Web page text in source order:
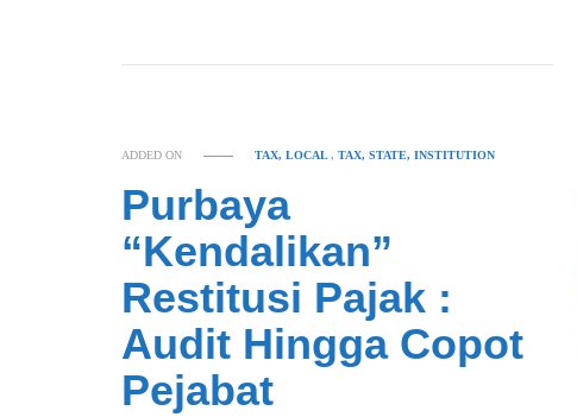
ADDED ON TAX, LOCAL,TAX, STATE, INSTITUTION
Purbaya
“Kendalikan”
Restitusi Pajak :
Audit Hingga Copot
Pejabat